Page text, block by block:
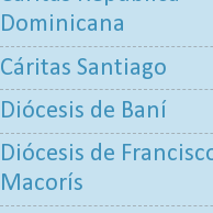
Dominicana
Cáritas Santiago
Diócesis de Baní
Diócesis de
Macorís